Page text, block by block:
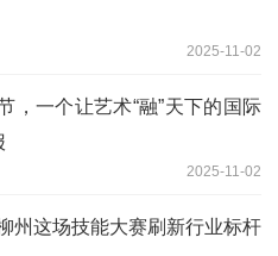
2025-11-02
，一个让艺术“融”天下的国际
2025-11-02
州这场技能大赛刷新行业标杆